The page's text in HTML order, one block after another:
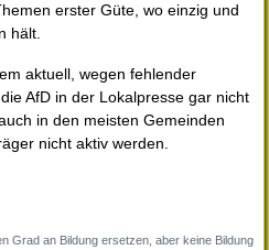
erster Güte, wo einzig und
hält.
aktuell, wegen fehlender
AfD in der Lokalpresse gar nicht
in den meisten Gemeinden
nicht aktiv werden.
Grad an Bildung ersetzen, aber keine Bildung